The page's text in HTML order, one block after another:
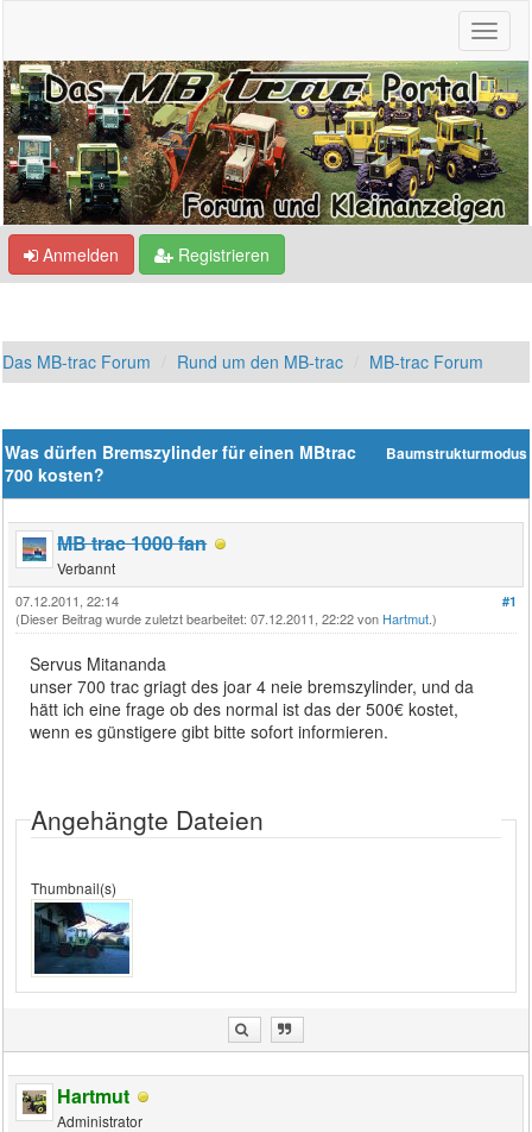
Anmelden Registrieren
Das MB-trac Forum Rund um den MB-trac MB-trac Forum
Baumstrukturmodus
Was dürfen Bremszylinder für einen MBtrac
700 kosten?
MB trac 1000 fan
Verbannt
#1
07.12.2011, 22:14
(Dieser Beitrag wurde zuletzt bearbeitet: 07.12.2011, 22:22 von Hartmut.)
Servus Mitananda
unser 700 trac griagt des joar 4 neie bremszylinder, und da
hätt ich eine frage ob des normal ist das der 500€ kostet,
wenn es günstigere gibt bitte sofort informieren.
Angehängte Dateien
Thumbnail(s)
Hartmut
Administrator